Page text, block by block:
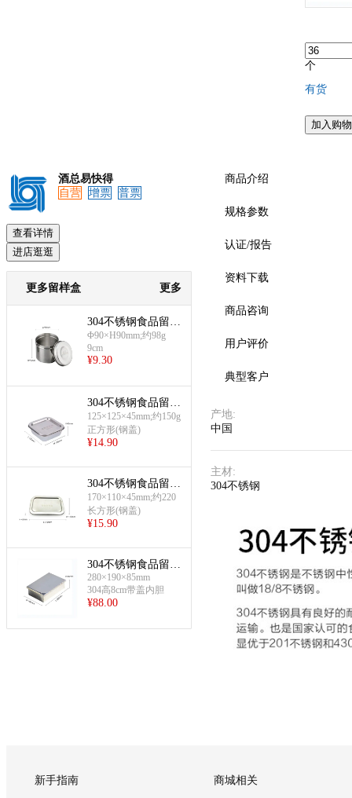
个
有货
加入购
酒总易快得
自营
增票 普票
查看详情
进店逛逛
更多留样盒 更多
304不锈钢食品留置
盒(单个9cm带盖圆
罐)
Φ90×H90mm;约98g
9cm
¥9.30
304不锈钢食品留置
盒(正方形留置盒)
125×125×45mm;约150g
正方形(钢盖)
¥14.90
304不锈钢食品留置
盒(长方形留置盒)
170×110×45mm;约220
长方形(钢盖)
¥15.90
304不锈钢食品留置
盒(六罐连盒套装)
280×190×85mm
304高8cm带盖内胆
¥88.00
商品介绍
规格参数
认证/报告
资料下载
商品咨询
用户评价
典型客户
产地:
中国
主材:
304不锈钢
新手指南 商城相关